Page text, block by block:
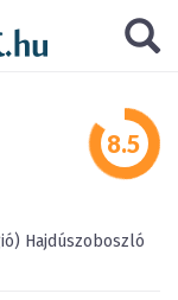
Hajdúszoboszló